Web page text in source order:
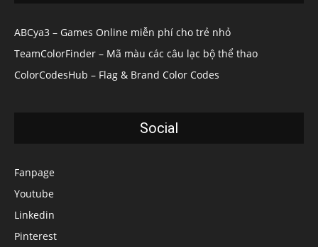
ABCya3 – Games Online miễn phí cho trẻ nhỏ
TeamColorFinder – Mã màu các câu lạc bộ thể thao
ColorCodesHub – Flag & Brand Color Codes
Social
Fanpage
Youtube
Linkedin
Pinterest